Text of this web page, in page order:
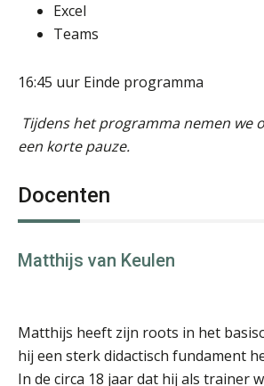
Excel
Teams
16:45 uur Einde programma
Tijdens het programma nemen we
een korte pauze.
Docenten
Matthijs van Keulen
Matthijs heeft zijn roots in het
hij een sterk didactisch fundament
In de circa 18 jaar dat hij als trainer